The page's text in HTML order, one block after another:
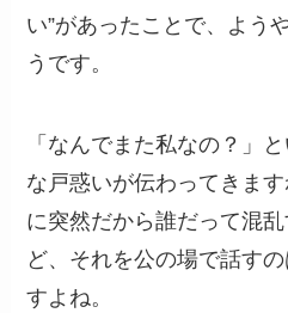
い”があったことで、よう
うです。
「なんでまた私なの？」
な戸惑いが伝わってきま
に突然だから誰だって混
ど、それを公の場で話す
すよね。